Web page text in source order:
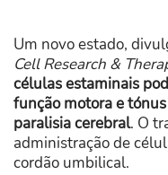
Um novo estado,
Cell Research &
células estaminais
função motora e
paralisia cerebral. O
administração de
cordão umbilical.